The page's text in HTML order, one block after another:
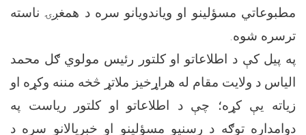
مطبوعاتي مسؤلینو او ویاندویانو سره د‌ همغږۍ ناسته
ترسره شوه.
په پیل کې د اطلاعاتو او کلتور رئیس مولوي ګل ‌محمد
الیاس د ولایت مقام له هراړخيز ملاتړ څخه مننه وکړه او
زیاته یې کړه؛ چې د اطلاعاتو او کلتور ریاست په
دوامداره توګه د رسنیو مسؤلینو او خبریالانو سره د